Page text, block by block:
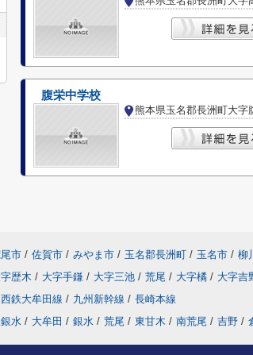
腹栄中学校
熊本県玉名郡長洲町大字
市 / 佐賀市 / みやま市 / 玉名郡長洲町 / 玉名市 / 柳
歴木 / 大字手鎌 / 大字三池 / 荒尾 / 大字橘 / 大字吉
西鉄大牟田線 / 九州新幹線 / 長崎本線
水 / 大牟田 / 銀水 / 荒尾 / 東甘木 / 南荒尾 / 吉野 /